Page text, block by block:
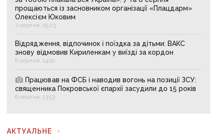
прощаються із засновником організації «Плацдарм»
Олексієм Юковим
7 серпня, 05:23
Відрядження, відпочинок і поїздка за дітьми: ВАКС
знову відмовив Кириленкам у виїзді за кордон
6 серпня, 14:00
Працював на ФСБ і наводив вогонь на позиції ЗСУ:
священника Покровської єпархії засудили до 15 років
6 серпня, 13:53
АКТУАЛЬНЕ